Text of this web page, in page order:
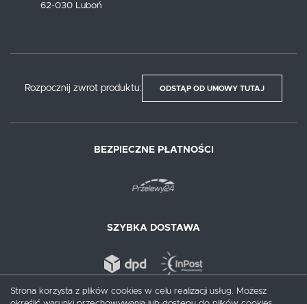
62-030 Luboń
Rozpocznij zwrot produktu: ODSTĄP OD UMOWY TUTAJ
BEZPIECZNE PŁATNOŚCI
SZYBKA DOSTAWA
Strona korzysta z plików cookies w celu realizacji usług. Możesz